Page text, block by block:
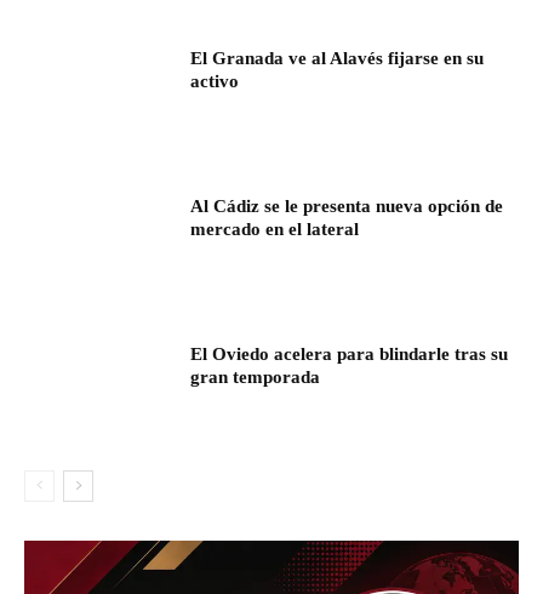
El Granada ve al Alavés fijarse en su
activo
Al Cádiz se le presenta nueva opción de
mercado en el lateral
El Oviedo acelera para blindarle tras su
gran temporada